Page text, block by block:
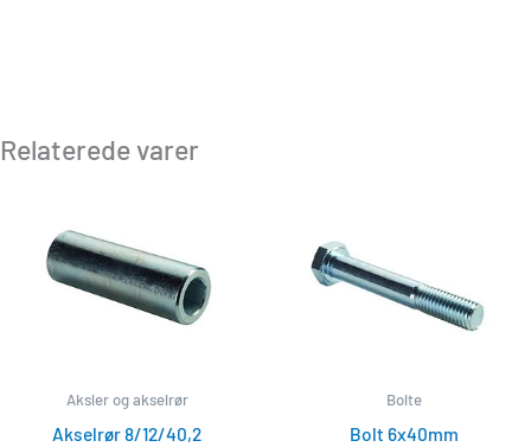
Relaterede varer
Aksler og akselrør
Akselrør 8/12/40,2
Bolte
Bolt 6x40mm